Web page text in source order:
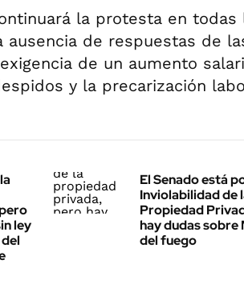
la protesta en todas
de respuestas de
de un aumento
y la precarización
ley
El Senado está
Inviolabilidad de
Propiedad
hay dudas sobre
del fuego